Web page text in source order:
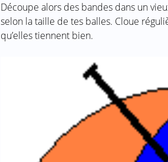
Découpe alors des bandes dans un
selon la taille de tes balles. Cloue
qu’elles tiennent bien.